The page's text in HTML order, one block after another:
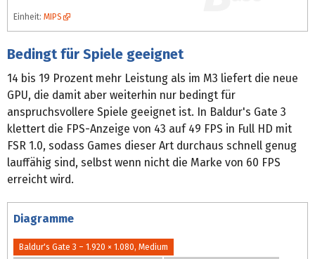
Einheit: MIPS
Bedingt für Spiele geeignet
14 bis 19 Prozent mehr Leistung als im M3 liefert die neue
GPU, die damit aber weiterhin nur bedingt für
anspruchsvollere Spiele geeignet ist. In Baldur's Gate 3
klettert die FPS-Anzeige von 43 auf 49 FPS in Full HD mit
FSR 1.0, sodass Games dieser Art durchaus schnell genug
lauffähig sind, selbst wenn nicht die Marke von 60 FPS
erreicht wird.
Diagramme
Baldur's Gate 3 – 1.920 × 1.080, Medium